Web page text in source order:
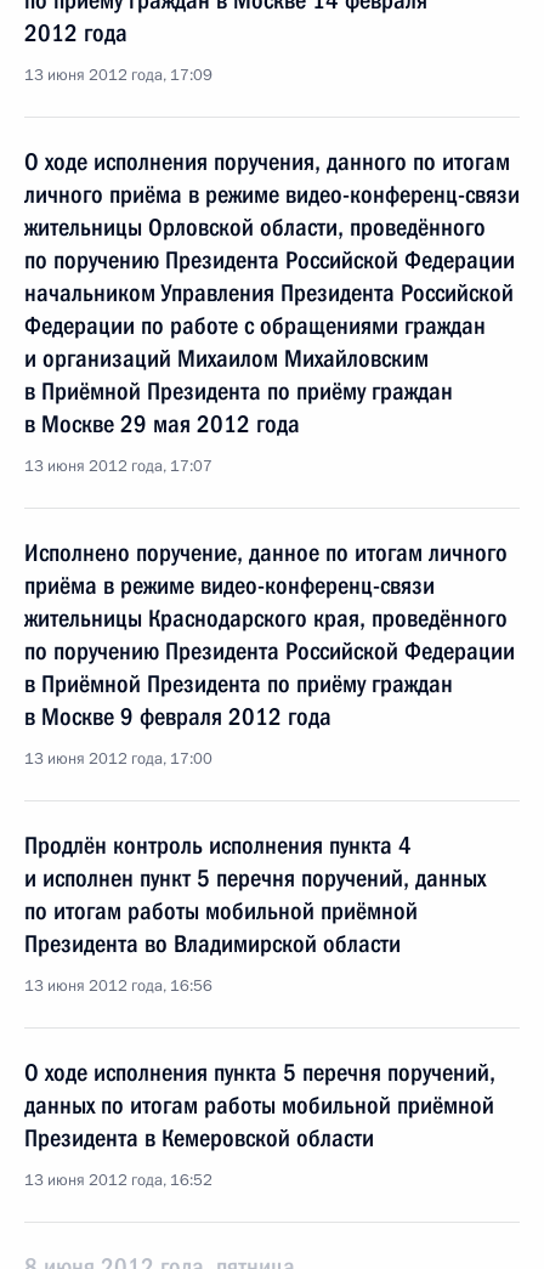
2012 года
13 июня 2012 года, 17:09
О ходе исполнения поручения, данного по итогам
личного приёма в режиме видео-конференц-связи
жительницы Орловской области, проведённого
по поручению Президента Российской Федерации
начальником Управления Президента Российской
Федерации по работе с обращениями граждан
и организаций Михаилом Михайловским
в Приёмной Президента по приёму граждан
в Москве 29 мая 2012 года
13 июня 2012 года, 17:07
Исполнено поручение, данное по итогам личного
приёма в режиме видео-конференц-связи
жительницы Краснодарского края, проведённого
по поручению Президента Российской Федерации
в Приёмной Президента по приёму граждан
в Москве 9 февраля 2012 года
13 июня 2012 года, 17:00
Продлён контроль исполнения пункта 4
и исполнен пункт 5 перечня поручений, данных
по итогам работы мобильной приёмной
Президента во Владимирской области
13 июня 2012 года, 16:56
О ходе исполнения пункта 5 перечня поручений,
данных по итогам работы мобильной приёмной
Президента в Кемеровской области
13 июня 2012 года, 16:52